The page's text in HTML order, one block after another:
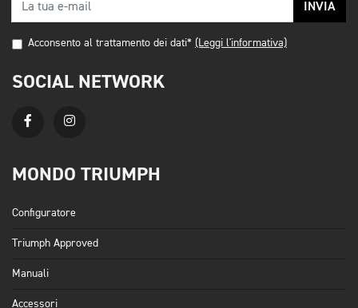
INVIA
Acconsento al trattamento dei dati* (Leggi l'informativa)
SOCIAL NETWORK
MONDO TRIUMPH
Configuratore
Triumph Approved
Manuali
Accessori